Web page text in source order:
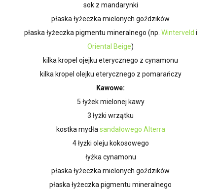
sok z mandarynki
płaska łyżeczka mielonych goździków
płaska łyżeczka pigmentu mineralnego (np. Winterveld i
Oriental Beige)
kilka kropel ojejku eterycznego z cynamonu
kilka kropel olejku eterycznego z pomarańczy
Kawowe:
5 łyżek mielonej kawy
3 łyżki wrzątku
kostka mydła sandałowego Alterra
4 łyżki oleju kokosowego
łyżka cynamonu
płaska łyżeczka mielonych goździków
płaska łyżeczka pigmentu mineralnego